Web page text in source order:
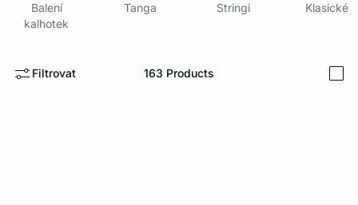
Balení
kalhotek
Tanga Stringi Klasické
Filtrovat 163 Products